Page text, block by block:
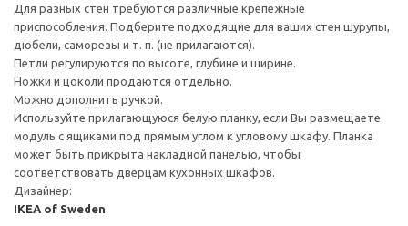
Для разных стен требуются различные крепежные
приспособления. Подберите подходящие для ваших стен шурупы,
дюбели, саморезы и т. п. (не прилагаются).
Петли регулируются по высоте, глубине и ширине.
Ножки и цоколи продаются отдельно.
Можно дополнить ручкой.
Используйте прилагающуюся белую планку, если Вы размещаете
модуль с ящиками под прямым углом к угловому шкафу. Планка
может быть прикрыта накладной панелью, чтобы
соответствовать дверцам кухонных шкафов.
Дизайнер:
IKEA of Sweden